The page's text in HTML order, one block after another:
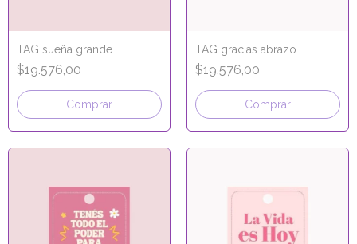
TAG sueña grande
$19.576,00
Comprar
TAG gracias abrazo
$19.576,00
Comprar